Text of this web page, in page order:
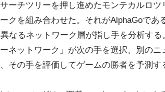
ーチツリーを押し進めたモンテカルロ
クを組み合わせた。それがAlphaGoで
なるネットワーク層が指し手を分析す
ネットワーク」が次の手を選択、別の
その手を評価してゲームの勝者を予測す